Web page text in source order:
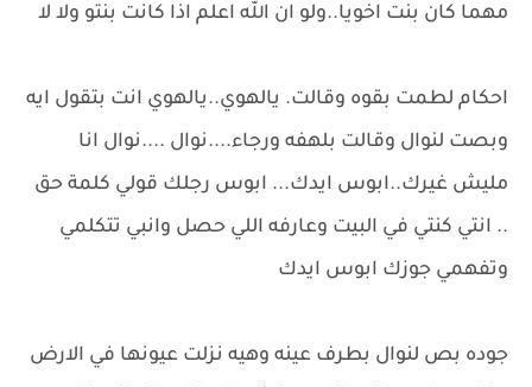
مهما كان بنت اخويا..ولو ان الله اعلم اذا كانت بنتو ولا لا
احكام لطمت بقوه وقالت. يالهوي..يالهوي انت بتقول ايه
وبصت لنوال وقالت بلهفه ورجاء....نوال ....نوال انا
مليش غيرك..ابوس ايدك... ابوس رجلك قولي كلمة حق
.. انتي كنتي في البيت وعارفه اللي حصل وانبي تتكلمي
وتفهمي جوزك ابوس ايدك
جوده بص لنوال بطرف عينه وهيه نزلت عيونها في الارض